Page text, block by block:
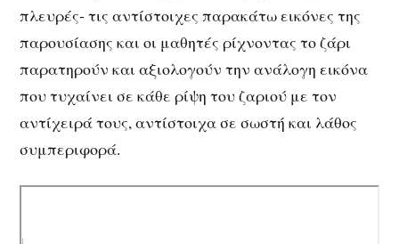
πλευρές- τις αντίστοιχες παρακάτω εικόνες της
παρουσίασης και οι μαθητές ρίχνοντας το ζάρι
παρατηρούν και αξιολογούν την ανάλογη εικόνα
που τυχαίνει σε κάθε ρίψη του ζαριού με τον
αντίχειρά τους, αντίστοιχα σε σωστή και λάθος
συμπεριφορά.